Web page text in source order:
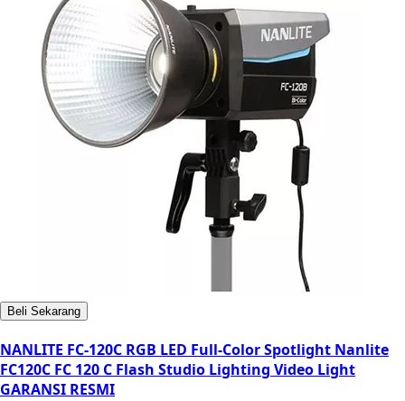
Beli Sekarang
NANLITE FC-120C RGB LED Full-Color Spotlight Nanlite
FC120C FC 120 C Flash Studio Lighting Video Light
GARANSI RESMI